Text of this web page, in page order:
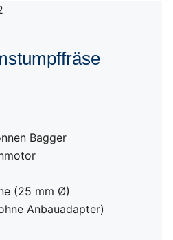
Bagger
(25 mm Ø)
Anbauadapter)